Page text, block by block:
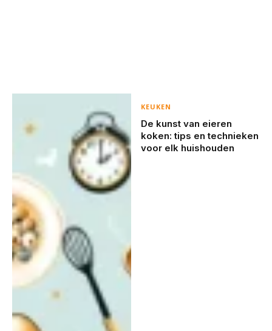
KEUKEN
De kunst van eieren
koken: tips en technieken
voor elk huishouden